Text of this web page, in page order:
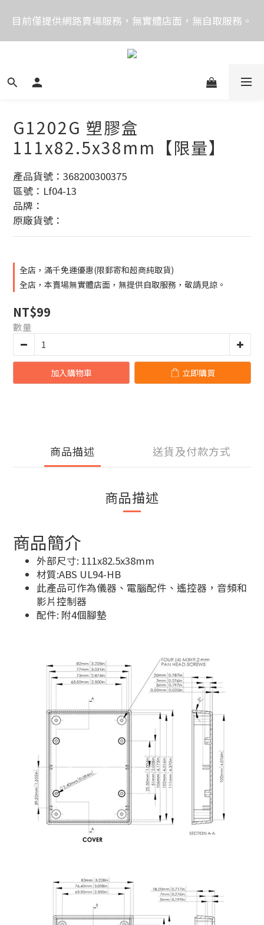
價格均含稅，下單享優惠！歡迎大量採購，由專人提供
專案報價。
目前僅提供網路賣場服務，無實體店面，無自取服務。
目前電話系統異常，暫時無法正常接聽來電，請改播
G1202G 塑膠盒
111x82.5x38mm【限量】
產品貨號：368200300375
區號：Lf04-13
品牌：
原廠貨號：
全店，滿千免運優惠(限郵寄和超商純取貨)
全店，本賣場無實體店面，無提供自取服務，敬請見諒。
NT$99
數量
加入購物車 立即購買
商品描述 送貨及付款方式
商品描述
商品簡介
外部尺寸: 111x82.5x38mm
材質:ABS UL94-HB
此產品可作為儀器、電腦配件、遙控器，音頻和
影片控制器
配件: 附4個腳墊